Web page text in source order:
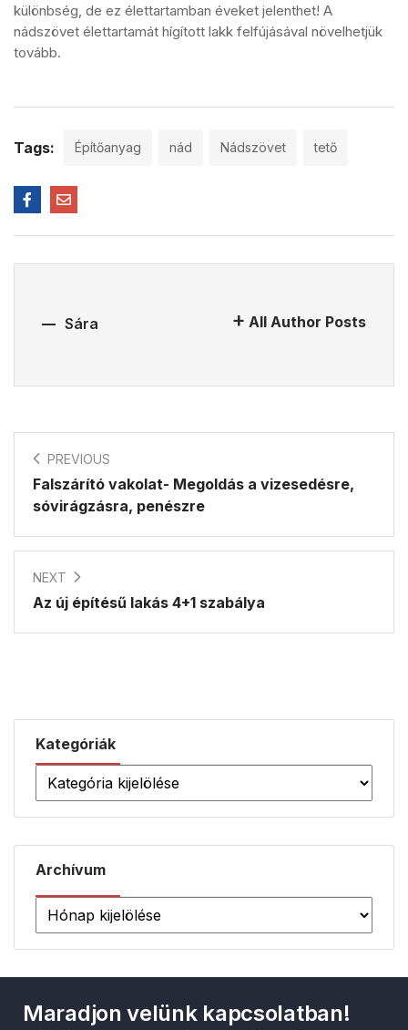
Kategóriák
Archívum
különbség, de ez élettartamban éveket jelenthet! A
nádszövet élettartamát hígított lakk felfújásával növelhetjük
tovább.
Tags: Építőanyag nád Nádszövet tető
Sára All Author Posts
PREVIOUS
Falszárító vakolat- Megoldás a vizesedésre,
sóvirágzásra, penészre
NEXT
Az új építésű lakás 4+1 szabálya
Maradjon velünk kapcsolatban!